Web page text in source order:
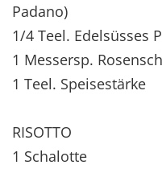
Padano)
1/4 Teel. Edelsüsses
1 Messersp.
1 Teel. Speisestärke
RISOTTO
1 Schalotte